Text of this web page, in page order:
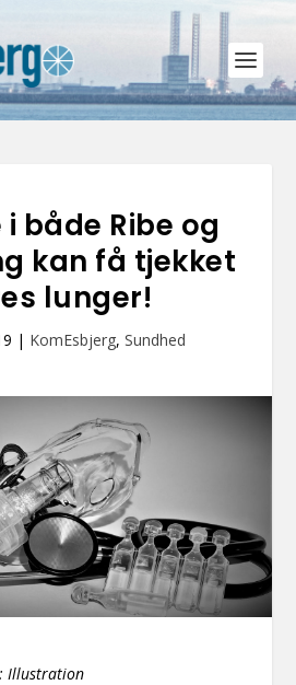
både Ribe og
kan få tjekket
lunger!
| KomEsbjerg, Sundhed
Illustration